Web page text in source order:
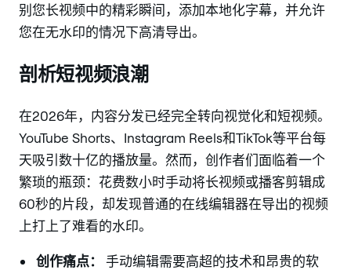
别您长视频中的精彩瞬间，添加本地化字幕，并允许
您在无水印的情况下高清导出。
剖析短视频浪潮
在2026年，内容分发已经完全转向视觉化和短视频。
YouTube Shorts、Instagram Reels和TikTok等平台每
天吸引数十亿的播放量。然而，创作者们面临着一个
繁琐的瓶颈：花费数小时手动将长视频或播客剪辑成
60秒的片段，却发现普通的在线编辑器在导出的视频
上打上了难看的水印。
创作痛点：
手动编辑需要高超的技术和昂贵的软